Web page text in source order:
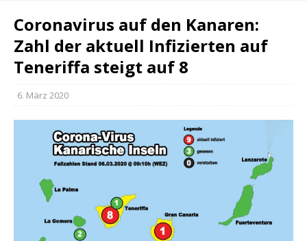
Coronavirus auf den Kanaren:
Zahl der aktuell Infizierten auf
Teneriffa steigt auf 8
6. März 2020